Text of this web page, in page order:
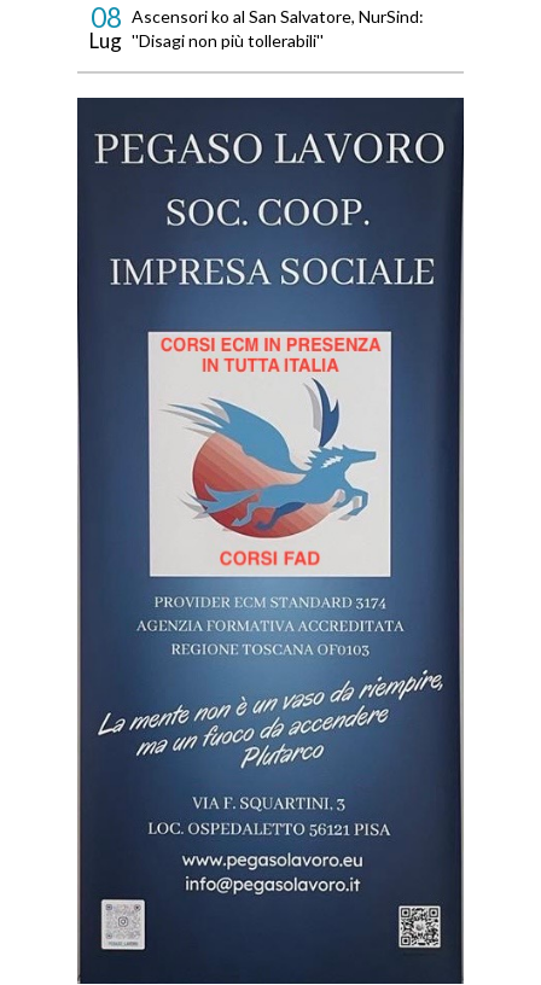
08
Lug
Ascensori ko al San Salvatore, NurSind:
''Disagi non più tollerabili''